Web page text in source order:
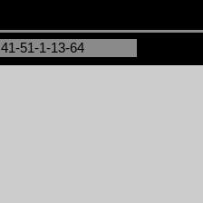
41-51-1-13-64